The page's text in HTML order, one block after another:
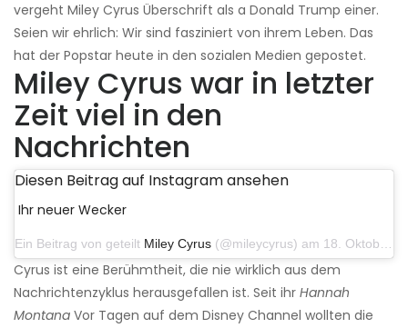
vergeht Miley Cyrus Überschrift als a Donald Trump einer.
Seien wir ehrlich: Wir sind fasziniert von ihrem Leben. Das
hat der Popstar heute in den sozialen Medien gepostet.
Miley Cyrus war in letzter
Zeit viel in den
Nachrichten
Diesen Beitrag auf Instagram ansehen
Ihr neuer Wecker
Ein Beitrag von geteilt Miley Cyrus (@mileycyrus) am 18. Oktober 2019 um 19:03 Uhr PDT
Cyrus ist eine Berühmtheit, die nie wirklich aus dem
Nachrichtenzyklus herausgefallen ist. Seit ihr Hannah
Montana Vor Tagen auf dem Disney Channel wollten die